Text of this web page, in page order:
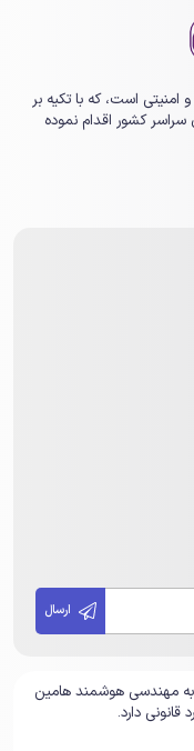
است، که با تکیه بر
کشور اقدام نموده
مهندسی هوشمند هامین
دارد.